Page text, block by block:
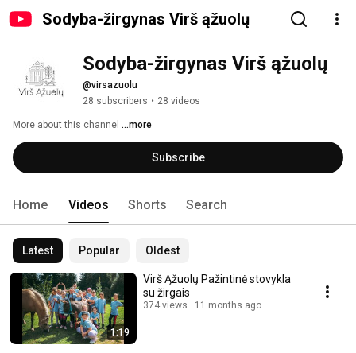
Sodyba-žirgynas Virš ąžuolų
Sodyba-žirgynas Virš ąžuolų
@virsazuolu
28 subscribers • 28 videos
More about this channel ...more
Subscribe
Home Videos Shorts Search
Latest Popular Oldest
1:19
Virš Ąžuolų Pažintinė stovykla
su žirgais
374 views 11 months ago